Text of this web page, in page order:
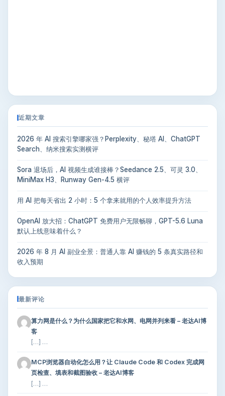
近期文章
2026 年 AI 搜索引擎哪家强？Perplexity、秘塔 AI、ChatGPT
Search、纳米搜索实测横评
Sora 退场后，AI 视频生成谁接棒？Seedance 2.5、可灵 3.0、
MiniMax H3、Runway Gen-4.5 横评
用 AI 把每天省出 2 小时：5 个拿来就用的个人效率提升方法
OpenAI 放大招：ChatGPT 免费用户无限畅聊，GPT-5.6 Luna
默认上线意味着什么？
2026 年 8 月 AI 副业全景：普通人靠 AI 赚钱的 5 条真实路径和
收入预期
最新评论
算力网是什么？为什么国家把它和水网、电网并列来看 – 老达AI博
客
[…] …
MCP浏览器自动化怎么用？让 Claude Code 和 Codex 完成网
页检查、填表和截图验收 – 老达AI博客
[…] …